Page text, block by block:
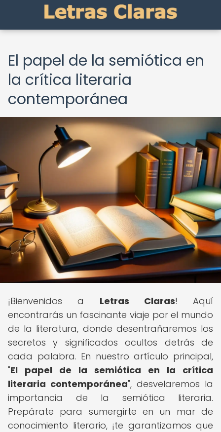
El papel de la semiótica en
la crítica literaria
contemporánea
¡Bienvenidos a Letras Claras! Aquí
encontrarás un fascinante viaje por el mundo
de la literatura, donde desentrañaremos los
secretos y significados ocultos detrás de
cada palabra. En nuestro artículo principal,
"El papel de la semiótica en la crítica
literaria contemporánea", desvelaremos la
importancia de la semiótica literaria.
Prepárate para sumergirte en un mar de
conocimiento literario, ¡te garantizamos que